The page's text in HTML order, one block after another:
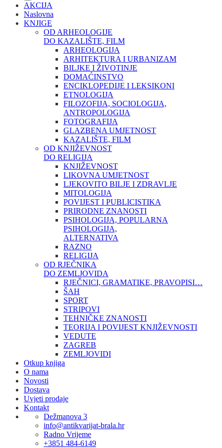
AKCIJA
Naslovna
KNJIGE
OD ARHEOLOGIJE
DO KAZALIŠTE, FILM
ARHEOLOGIJA
ARHITEKTURA I URBANIZAM
BILJKE I ŽIVOTINJE
DOMAĆINSTVO
ENCIKLOPEDIJE I LEKSIKONI
ETNOLOGIJA
FILOZOFIJA, SOCIOLOGIJA,
ANTROPOLOGIJA
FOTOGRAFIJA
GLAZBENA UMJETNOST
KAZALIŠTE, FILM
OD KNJIŽEVNOST
DO RELIGIJA
KNJIŽEVNOST
LIKOVNA UMJETNOST
LJEKOVITO BILJE I ZDRAVLJE
MITOLOGIJA
POVIJEST I PUBLICISTIKA
PRIRODNE ZNANOSTI
PSIHOLOGIJA, POPULARNA
PSIHOLOGIJA,
ALTERNATIVA
RAZNO
RELIGIJA
OD RJEČNIKA
DO ZEMLJOVIDA
RJEČNICI, GRAMATIKE, PRAVOPISI…
ŠAH
SPORT
STRIPOVI
TEHNIČKE ZNANOSTI
TEORIJA I POVIJEST KNJIŽEVNOSTI
VEDUTE
ZAGREB
ZEMLJOVIDI
Otkup knjiga
O nama
Novosti
Dostava
Uvjeti prodaje
Kontakt
Dežmanova 3
info@antikvarijat-brala.hr
Radno Vrijeme
+3851 484-6149